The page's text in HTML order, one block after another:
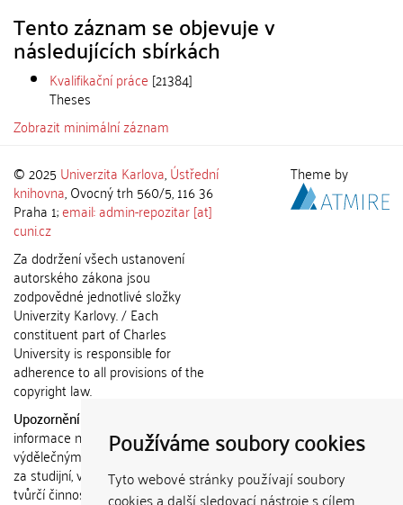
Používáme soubory cookies
Tyto webové stránky používají soubory
cookies a další sledovací nástroje s cílem
Tento záznam se objevuje v
následujících sbírkách
Kvalifikační práce [21384]
Theses
Zobrazit minimální záznam
© 2025 Univerzita Karlova,Ústřední
knihovna, Ovocný trh 560/5, 116 36
Praha 1;email: admin-repozitar [at]
cuni.cz
Za dodržení všech ustanovení
autorského zákona jsou
zodpovědné jednotlivé složky
Univerzity Karlovy. / Each
constituent part of Charles
University is responsible for
adherence to all provisions of the
copyright law.
Upozornění / Notice:
informace nemohou být použity k
výdělečným účelům nebo vydávány
za studijní, vědeckou nebo jinou
tvůrčí činnost jiné osoby než autora.
Theme by